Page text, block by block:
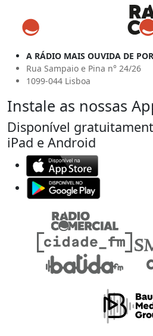
A RÁDIO MAIS OUVIDA DE
Rua Sampaio e Pina n° 24/26
1099-044 Lisboa
Instale as nossas
Disponível
iPad e Android